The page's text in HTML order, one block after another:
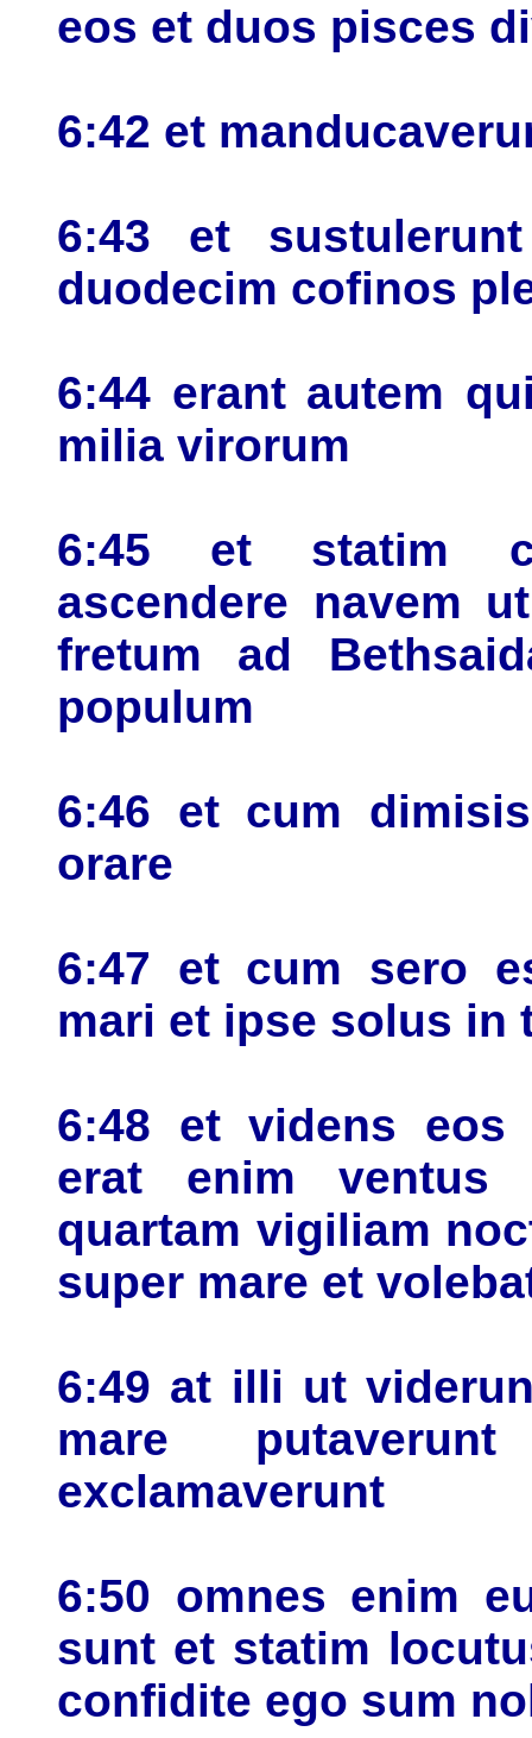
eos et duos pisces
6:42 et
6:43 et
duodecim cofinos
6:44 erant autem
milia virorum
6:45 et statim
ascendere navem
fretum ad
populum
6:46 et cum
orare
6:47 et cum sero
mari et ipse solus in
6:48 et videns eos
erat enim ventus
quartam vigiliam
super mare et
6:49 at illi ut
mare
exclamaverunt
6:50 omnes enim
sunt et statim
confidite ego sum